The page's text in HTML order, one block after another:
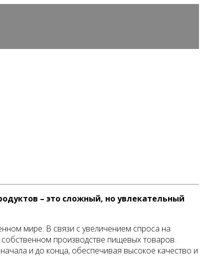
– это сложный, но увлекательный
мире. В связи с увеличением спроса на
производстве пищевых товаров.
и до конца, обеспечивая высокое качество и